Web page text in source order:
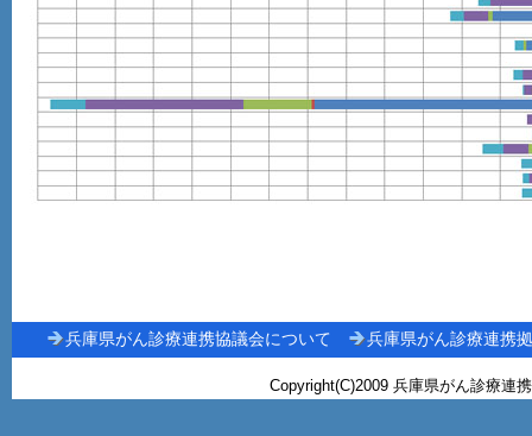
兵庫県がん診療連携協議会について 兵庫県がん診療連携
Copyright(C)2009 兵庫県がん診療連